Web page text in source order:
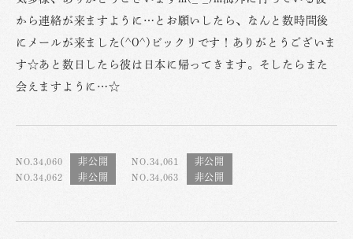
から連絡が来ますように…とお願いしたら、なんと数時間後
にメールが来ました(^O^)ビックリです！ありがとうございま
す☆あと数日したら彼は日本に帰ってきます。そしたらまた
会えますように…☆
NO.34,060
NO.34,061
NO.34,062
NO.34,063